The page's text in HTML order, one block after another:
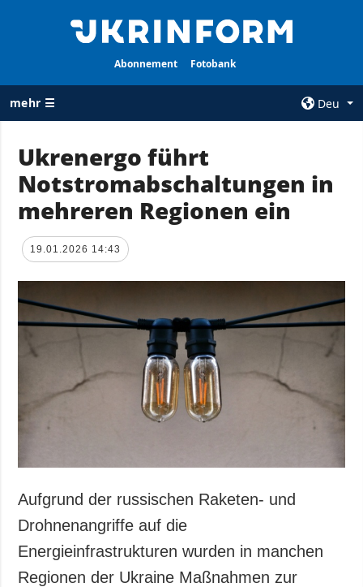
Abonnement Fotobank
mehr ☰
Deu
ALLE
RUBRIKEN
Krieg
Wiederaufbau
Wirtschaft
Gesellschaft und
Kultur
Notstand und
AGENTUR
Über uns
Politik zur
und zum Schutz
personenbezogener
ZUSÄTZLICH
Veröffentlichungen
Interview
Abonnement
Fotobank
Ukrenergo führt
Notstromabschaltungen in
mehreren Regionen ein
19.01.2026 14:43
Aufgrund der russischen Raketen- und
Drohnenangriffe auf die
Energieinfrastrukturen wurden in manchen
Regionen der Ukraine Maßnahmen zur